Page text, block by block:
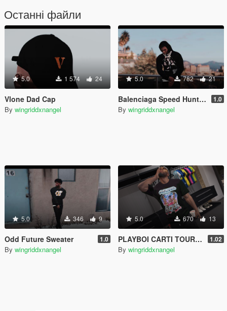
Останні файли
5.0 1 574 24
Vlone Dad Cap
By wingriddxnangel
5.0 782 21
Balenciaga Speed Hunters 1.0
By wingriddxnangel
5.0 346 9
Odd Future Sweater 1.0
By wingriddxnangel
5.0 670 13
PLAYBOI CARTI TOUR SHIRT 1.02
By wingriddxnangel